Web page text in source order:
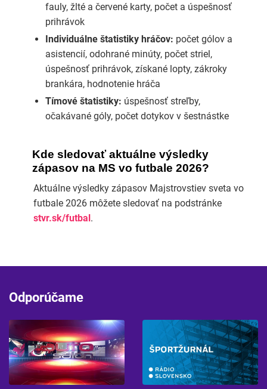
fauly, žlté a červené karty, počet a úspešnosť
prihrávok
Individuálne štatistiky hráčov: počet gólov a
asistencií, odohrané minúty, počet striel,
úspešnosť prihrávok, získané lopty, zákroky
brankára, hodnotenie hráča
Tímové štatistiky: úspešnosť streľby,
očakávané góly, počet dotykov v šestnástke
Kde sledovať aktuálne výsledky
zápasov na MS vo futbale 2026?
Aktuálne výsledky zápasov Majstrovstiev sveta vo
futbale 2026 môžete sledovať na podstránke
stvr.sk/futbal.
Odporúčame